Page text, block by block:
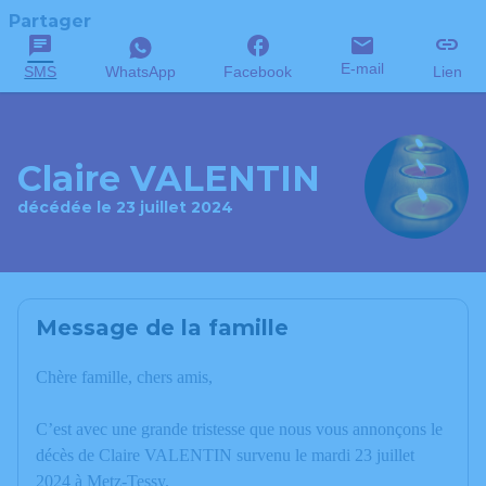
Partager
SMS WhatsApp Facebook E-mail Lien
Claire VALENTIN
décédée le 23 juillet 2024
Message de la famille
Chère famille, chers amis,
C’est avec une grande tristesse que nous vous annonçons le
décès de Claire VALENTIN survenu le mardi 23 juillet
2024 à Metz-Tessy.